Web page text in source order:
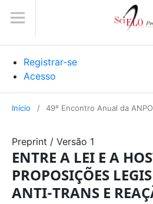
Registrar-se
Acesso
Início / 49º Encontro Anual da
Preprint / Versão 1
ENTRE A LEI E A
PROPOSIÇÕES
ANTI-TRANS E